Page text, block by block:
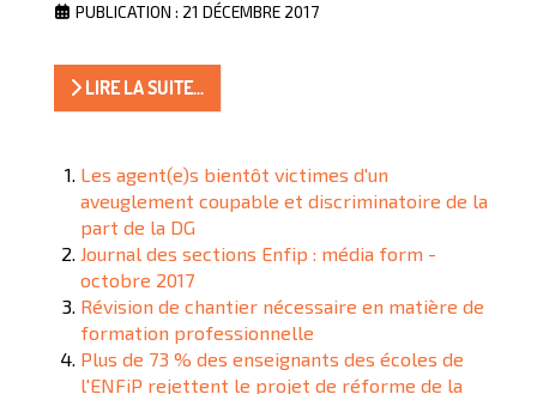
PUBLICATION : 21 DÉCEMBRE 2017
LIRE LA SUITE...
Les agent(e)s bientôt victimes d'un
aveuglement coupable et discriminatoire de la
part de la DG
Journal des sections Enfip : média form -
octobre 2017
Révision de chantier nécessaire en matière de
formation professionnelle
Plus de 73 % des enseignants des écoles de
l'ENFiP rejettent le projet de réforme de la